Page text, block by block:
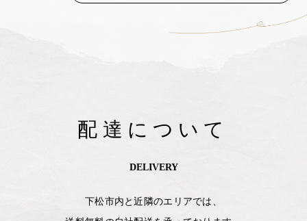
配達について
DELIVERY
下松市内と近隣のエリアでは、